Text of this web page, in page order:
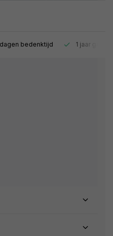
bedenktijd 1 jaar